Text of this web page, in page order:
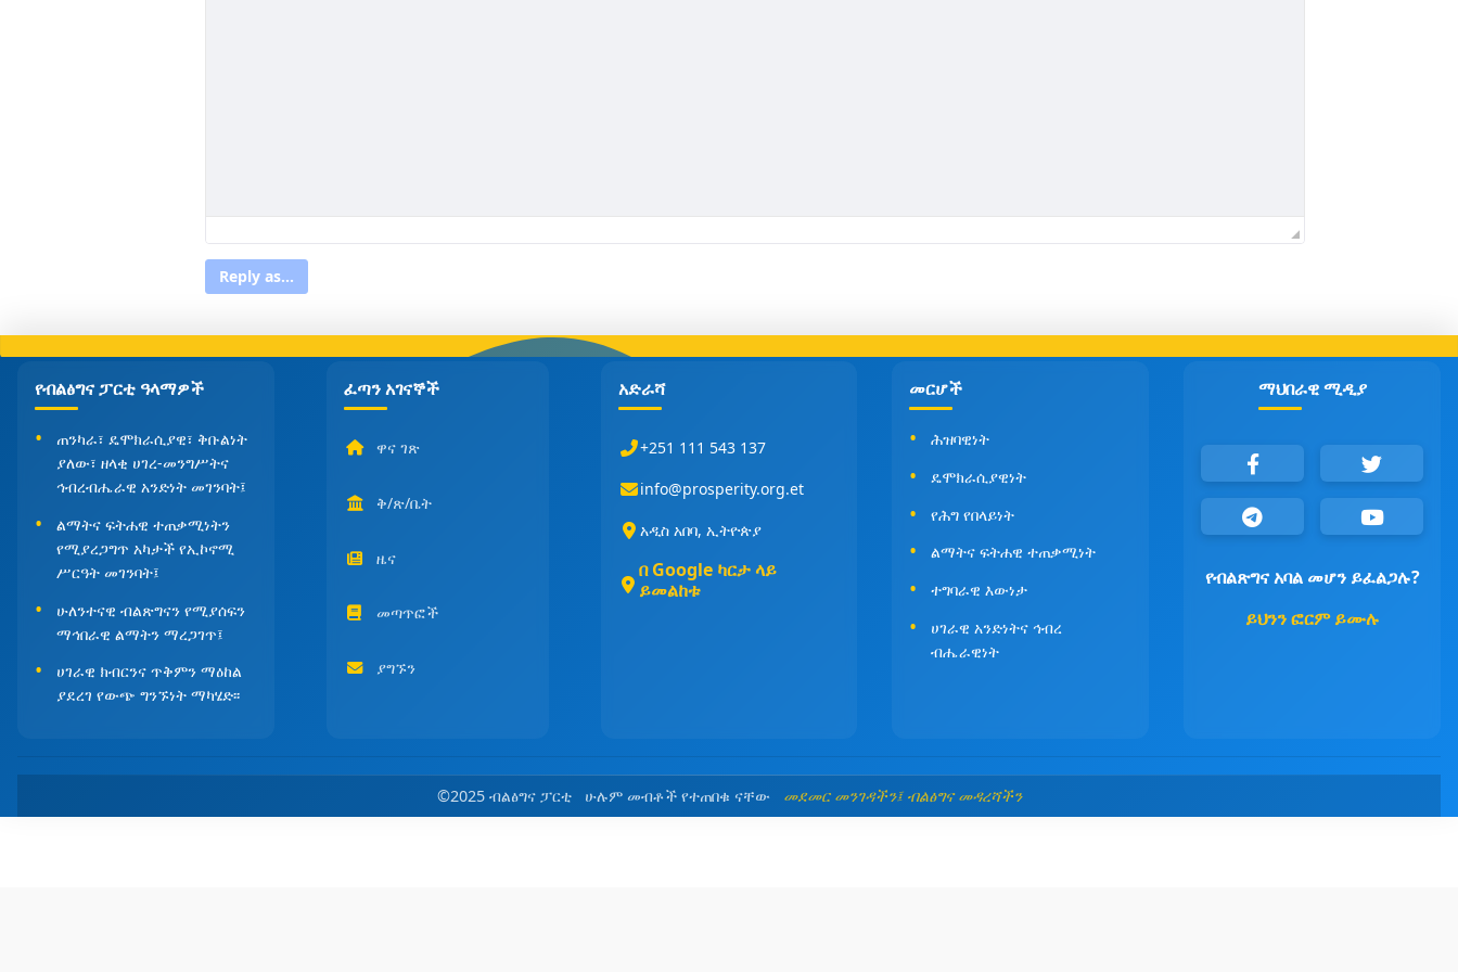
Reply as...
የብልፅግና ፓርቲ ዓላማዎች
ጠንካራ፣ ዴሞክራሲያዊ፣ ቅቡልነት
ያለው፣ ዘላቂ ሀገረ-መንግሥትና
ኅብረብሔራዊ አንድነት መገንባት፤
ልማትና ፍትሐዊ ተጠቃሚነትን
የሚያረጋግጥ አካታች የኢኮኖሚ
ሥርዓት መገንባት፤
ሁለንተናዊ ብልጽግናን የሚያሰፍን
ማኅበራዊ ልማትን ማረጋገጥ፤
ሀገራዊ ክብርንና ጥቅምን ማዕከል
ያደረገ የውጭ ግንኙነት ማካሄድ፡፡
ፈጣን አገናኞች
ዋና ገጽ
ቅ/ጽ/ቤት
ዜና
መጣጥፎች
ያግኙን
አድራሻ
+251 111 543 137
info@prosperity.org.et
አዲስ አበባ, ኢትዮጵያ
በ Google ካርታ ላይ
ይመልከቱ
መርሆች
ሕዝባዊነት
ዴሞክራሲያዊነት
የሕግ የበላይነት
ልማትና ፍትሐዊ ተጠቃሚነት
ተግባራዊ እውነታ
ሀገራዊ አንድነትና ኅብረ
ብሔራዊነት
ማህበራዊ ሚዲያ
የብልጽግና አባል መሆን ይፈልጋሉ?
ይህንን ፎርም ይሙሉ
©2025 ብልፅግና ፓርቲ ሁሉም መብቶች የተጠበቁ ናቸው መደመር መንገዳችን፤ ብልፅግና መዳረሻችን